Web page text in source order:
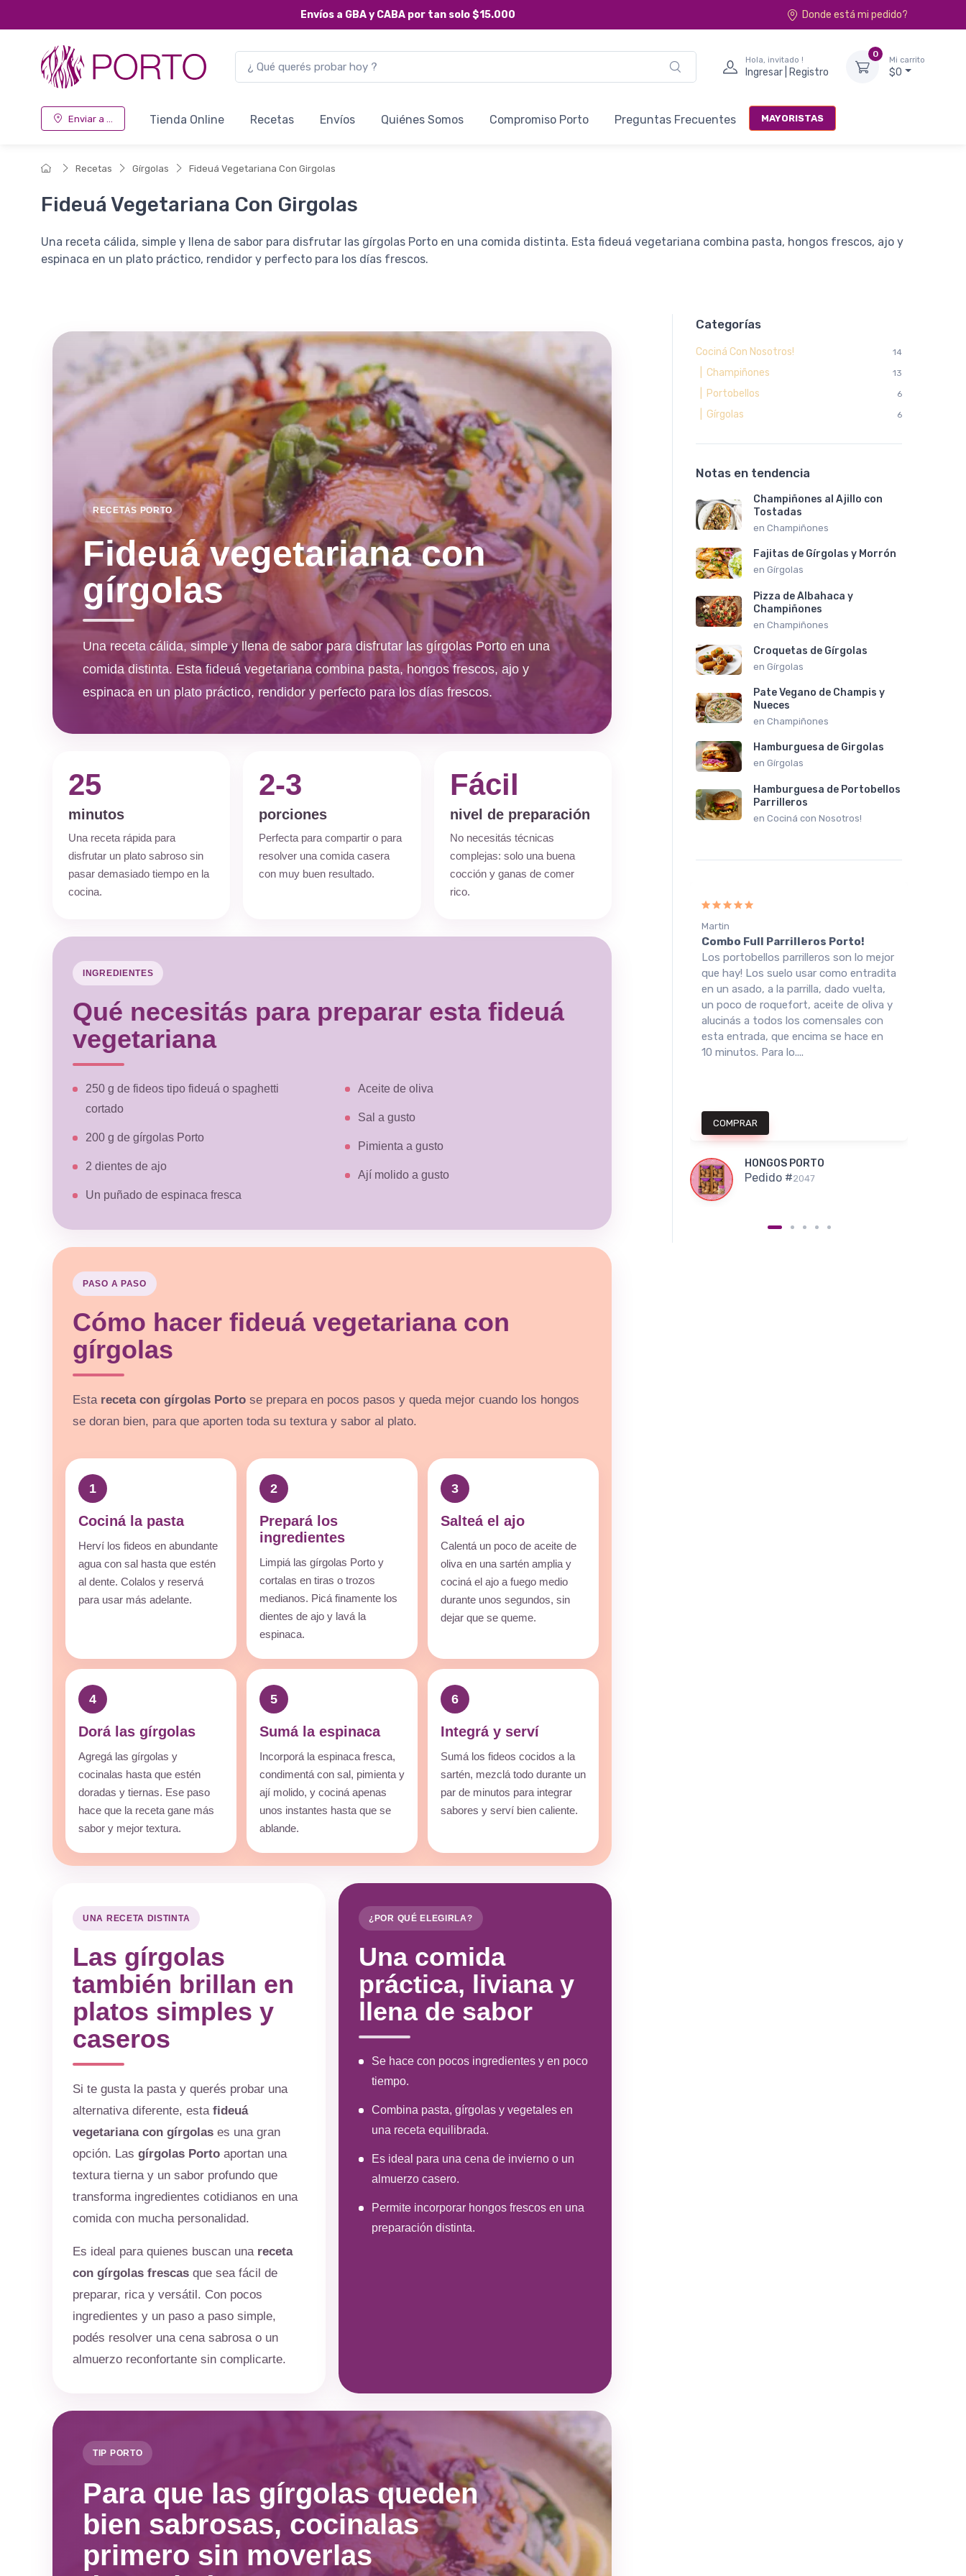
Envíos a GBA y CABA por tan solo$15.000 Donde está mi pedido?
Hola, invitado !
Ingresar | Registro
0
Mi carrito
$0
Enviar a ... Tienda Online Recetas Envíos Quiénes Somos Compromiso Porto Preguntas Frecuentes MAYORISTAS
Recetas Gírgolas Fideuá Vegetariana Con Girgolas
Fideuá Vegetariana Con Girgolas
Una receta cálida, simple y llena de sabor para disfrutar las gírgolas Porto en una comida distinta. Esta fideuá vegetariana combina pasta, hongos frescos, ajo y
espinaca en un plato práctico, rendidor y perfecto para los días frescos.
RECETAS PORTO
Fideuá vegetariana con
gírgolas
Una receta cálida, simple y llena de sabor para disfrutar las gírgolas Porto en una
comida distinta. Esta fideuá vegetariana combina pasta, hongos frescos, ajo y
espinaca en un plato práctico, rendidor y perfecto para los días frescos.
25
minutos
Una receta rápida para
disfrutar un plato sabroso sin
pasar demasiado tiempo en la
cocina.
2-3
porciones
Perfecta para compartir o para
resolver una comida casera
con muy buen resultado.
Fácil
nivel de preparación
No necesitás técnicas
complejas: solo una buena
cocción y ganas de comer
rico.
INGREDIENTES
Qué necesitás para preparar esta fideuá
vegetariana
250 g de fideos tipo fideuá o spaghetti
cortado
200 g de gírgolas Porto
2 dientes de ajo
Un puñado de espinaca fresca
Aceite de oliva
Sal a gusto
Pimienta a gusto
Ají molido a gusto
PASO A PASO
Cómo hacer fideuá vegetariana con
gírgolas
Esta receta con gírgolas Porto se prepara en pocos pasos y queda mejor cuando los hongos
se doran bien, para que aporten toda su textura y sabor al plato.
1
Cociná la pasta
Herví los fideos en abundante
agua con sal hasta que estén
al dente. Colalos y reservá
para usar más adelante.
2
Prepará los
ingredientes
Limpiá las gírgolas Porto y
cortalas en tiras o trozos
medianos. Picá finamente los
dientes de ajo y lavá la
espinaca.
3
Salteá el ajo
Calentá un poco de aceite de
oliva en una sartén amplia y
cociná el ajo a fuego medio
durante unos segundos, sin
dejar que se queme.
4
Dorá las gírgolas
Agregá las gírgolas y
cocinalas hasta que estén
doradas y tiernas. Ese paso
hace que la receta gane más
sabor y mejor textura.
5
Sumá la espinaca
Incorporá la espinaca fresca,
condimentá con sal, pimienta y
ají molido, y cociná apenas
unos instantes hasta que se
ablande.
6
Integrá y serví
Sumá los fideos cocidos a la
sartén, mezclá todo durante un
par de minutos para integrar
sabores y serví bien caliente.
UNA RECETA DISTINTA
Las gírgolas
también brillan en
platos simples y
caseros
Si te gusta la pasta y querés probar una
alternativa diferente, esta fideuá
vegetariana con gírgolas es una gran
opción. Las gírgolas Porto aportan una
textura tierna y un sabor profundo que
transforma ingredientes cotidianos en una
comida con mucha personalidad.
Es ideal para quienes buscan una receta
con gírgolas frescas que sea fácil de
preparar, rica y versátil. Con pocos
ingredientes y un paso a paso simple,
podés resolver una cena sabrosa o un
almuerzo reconfortante sin complicarte.
¿POR QUÉ ELEGIRLA?
Una comida
práctica, liviana y
llena de sabor
Se hace con pocos ingredientes y en poco
tiempo.
Combina pasta, gírgolas y vegetales en
una receta equilibrada.
Es ideal para una cena de invierno o un
almuerzo casero.
Permite incorporar hongos frescos en una
preparación distinta.
TIP PORTO
Para que las gírgolas queden
bien sabrosas, cocinalas
primero sin moverlas
Categorías
Cociná Con Nosotros! 14
| Champiñones 13
| Portobellos 6
| Gírgolas 6
Notas en tendencia
Champiñones al Ajillo con
Tostadas
en Champiñones
Fajitas de Gírgolas y Morrón
en Gírgolas
Pizza de Albahaca y
Champiñones
en Champiñones
Croquetas de Gírgolas
en Gírgolas
Pate Vegano de Champis y
Nueces
en Champiñones
Hamburguesa de Girgolas
en Gírgolas
Hamburguesa de Portobellos
Parrilleros
en Cociná con Nosotros!
Champi + Porto + Girgolas
Son hongos de gran calidad, compré
portobelos y los champis, son de
tamaño grande y se ven muy frescas.
Martin
Combo Full Parrilleros Porto!
Los portobellos parrilleros son lo mejor
que hay! Los suelo usar como entradita
en un asado, a la parrilla, dado vuelta,
un poco de roquefort, aceite de oliva y
alucinás a todos los comensales con
esta entrada, que encima se hace en
10 minutos. Para lo....
COMPRAR
HONGOS PORTO
Pedido #2047